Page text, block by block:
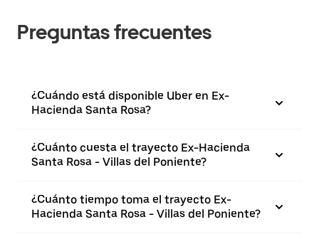
Preguntas frecuentes
¿Cuándo está disponible Uber en Ex-
Hacienda Santa Rosa?
¿Cuánto cuesta el trayecto Ex-Hacienda
Santa Rosa - Villas del Poniente?
¿Cuánto tiempo toma el trayecto Ex-
Hacienda Santa Rosa - Villas del Poniente?